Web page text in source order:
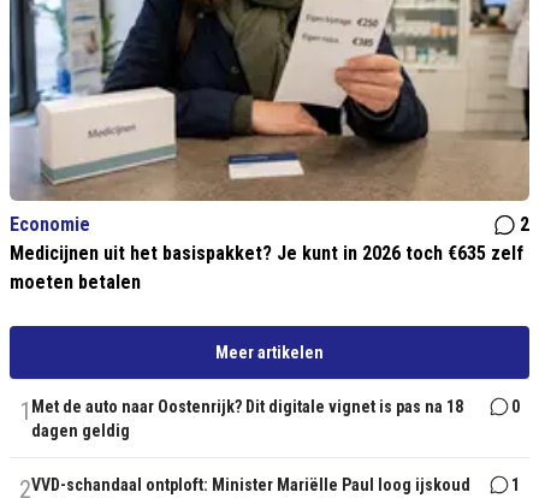
Economie
2
Medicijnen uit het basispakket? Je kunt in 2026 toch €635 zelf
moeten betalen
Meer artikelen
1 Met de auto naar Oostenrijk? Dit digitale vignet is pas na 18
dagen geldig
0
2VVD-schandaal ontploft: Minister Mariëlle Paul loog ijskoud
1